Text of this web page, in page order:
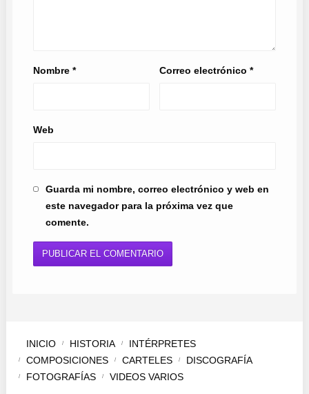
Nombre * Correo electrónico*
Web
Guarda mi nombre, correo electrónico y web en
este navegador para la próxima vez que
comente.
INICIO HISTORIA
INTÉRPRETES
COMPOSICIONES
CARTELES
DISCOGRAFÍA
FOTOGRAFÍAS
VIDEOS VARIOS